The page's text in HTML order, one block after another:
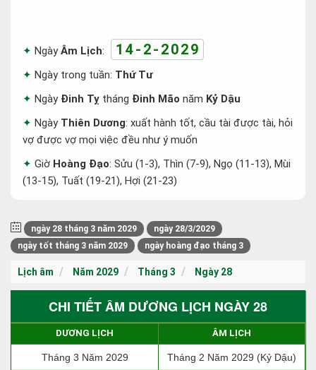
NgàyÂm Lịch: 14-2-2029
Ngày trong tuần: Thứ Tư
Ngày Đinh Tỵ tháng Đinh Mão năm Kỷ Dậu
Ngày Thiên Dương: xuất hành tốt, cầu tài được tài, hỏi
vợ được vợ mọi việc đều như ý muốn
Giờ Hoàng Đạo: Sửu (1-3), Thìn (7-9), Ngọ (11-13), Mùi
(13-15), Tuất (19-21), Hợi (21-23)
ngày 28 tháng 3 năm 2029
ngày 28/3/2029
ngày tốt tháng 3 năm 2029
ngày hoàng đạo tháng 3
Lịch âm Năm 2029 Tháng 3 Ngày 28
CHI TIẾT ÂM DƯƠNG LỊCH NGÀY 28
DƯƠNG LỊCH ÂM LỊCH
Tháng 3 Năm 2029 Tháng 2 Năm 2029 (Kỷ Dậu)